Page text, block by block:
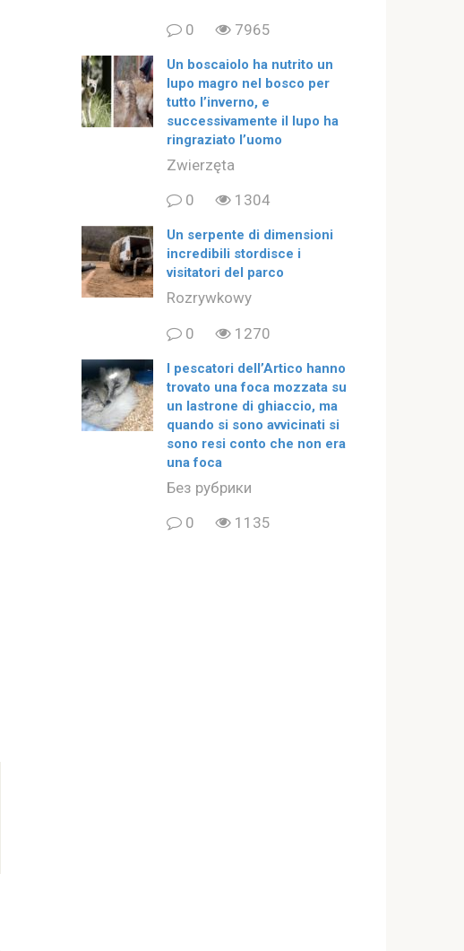
0
7965
Un boscaiolo ha nutrito un
lupo magro nel bosco per
tutto l’inverno, e
successivamente il lupo ha
ringraziato l’uomo
Zwierzęta
0
1304
Un serpente di dimensioni
incredibili stordisce i
visitatori del parco
Rozrywkowy
0
1270
I pescatori dell’Artico hanno
trovato una foca mozzata su
un lastrone di ghiaccio, ma
quando si sono avvicinati si
sono resi conto che non era
una foca
Без рубрики
0
1135